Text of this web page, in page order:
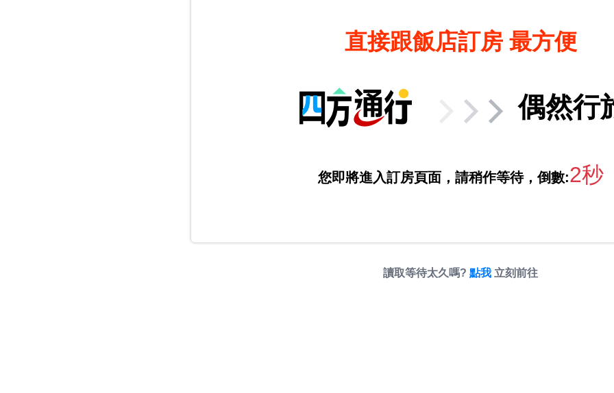
直接跟飯店訂房 最方便
偶然行
您即將進入訂房頁面，請稍作等待，倒數:2秒
讀取等待太久嗎? 點我 立刻前往